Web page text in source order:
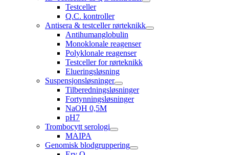
Testceller
Q.C. kontroller
Antisera & testceller rørteknikk
Antihumanglobulin
Monoklonale reagenser
Polyklonale reagenser
Testceller for rørteknikk
Elueringsløsning
Suspensjonsløsninger
Tilberedningsløsninger
Fortynningsløsninger
NaOH 0,5M
pH7
Trombocytt serologi
MAIPA
Genomisk blodgruppering